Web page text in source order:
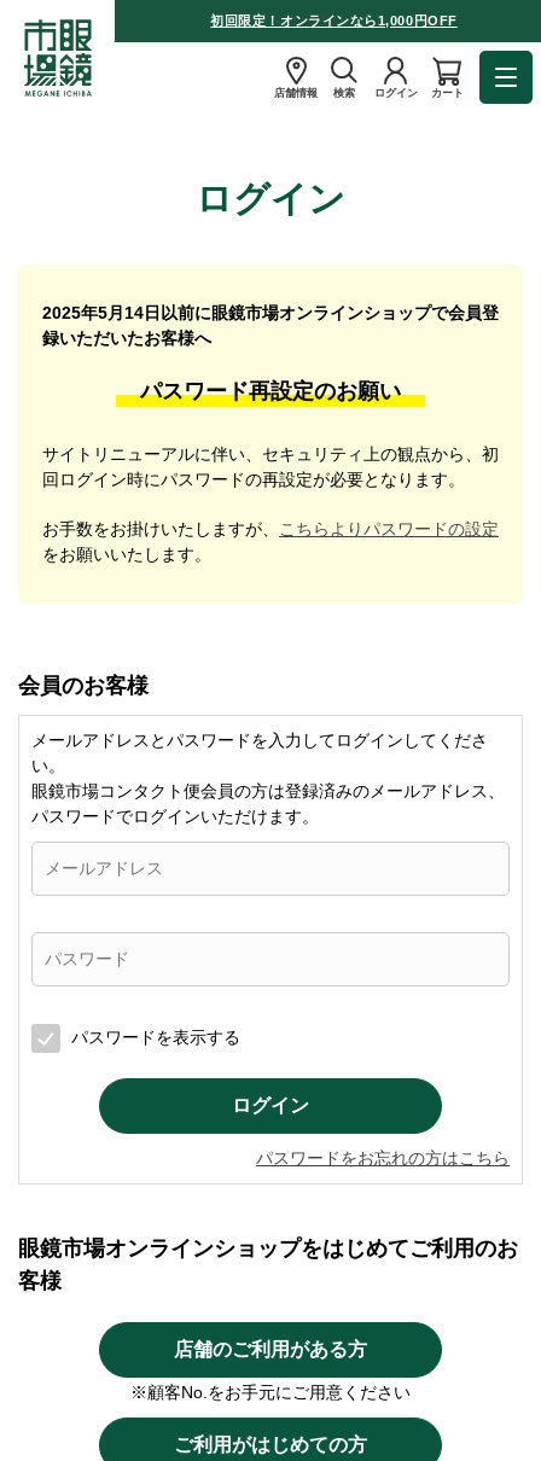
初回限定！オンラインなら1,000円OFF
店舗情報 検索 ログイン カート
ログイン
2025年5月14日以前に眼鏡市場オンラインショップで会員登
録いただいたお客様へ
パスワード再設定のお願い
サイトリニューアルに伴い、セキュリティ上の観点から、初
回ログイン時にパスワードの再設定が必要となります。
お手数をお掛けいたしますが、
こちらよりパスワードの設定
をお願いいたします。
会員のお客様
メールアドレスとパスワードを入力してログインしてくださ
い。
眼鏡市場コンタクト便会員の方は登録済みのメールアドレス、
パスワードでログインいただけます。
パスワードを表示する
パスワードをお忘れの方はこちら
眼鏡市場オンラインショップをはじめてご利用のお
客様
店舗のご利用がある方
※顧客No.をお手元にご用意ください
ご利用がはじめての方